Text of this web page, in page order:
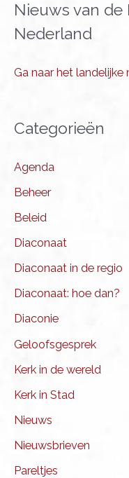
Nieuws van de
Nederland
Ga naar het landelijke
Categorieën
Agenda
Beheer
Beleid
Diaconaat
Diaconaat in de regio
Diaconaat: hoe dan?
Diaconie
Geloofsgesprek
Kerk in de wereld
Kerk in Stad
Nieuws
Nieuwsbrieven
Pareltjes